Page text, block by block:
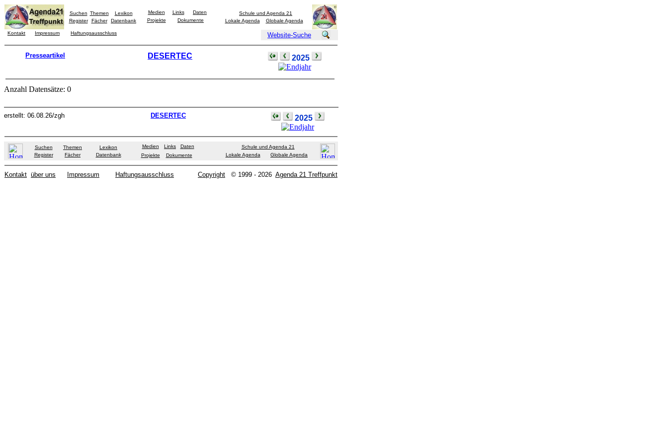
Suchen Themen
Lexikon
Register
Fächer Datenbank
Medien Links
Daten
Projekte
Dokumente
Schule und Agenda 21
Lokale Agenda
Globale Agenda
Kontakt Impressum Haftungsausschluss Website-Suche
Presseartikel DESERTEC 2025
Anzahl Datensätze: 0
erstellt: 06.08.26/zgh DESERTEC 2025
Suchen Themen
Lexikon
Register
Fächer Datenbank
Medien Links
Daten
Projekte
Dokumente
Schule und Agenda 21
Lokale Agenda
Globale Agenda
Kontakt über uns Impressum Haftungsausschluss Copyright © 1999 - 2026 Agenda 21 Treffpunkt